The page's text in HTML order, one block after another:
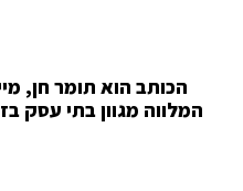
הכותב הוא תומר חן,
המלווה מגוון בתי עסק